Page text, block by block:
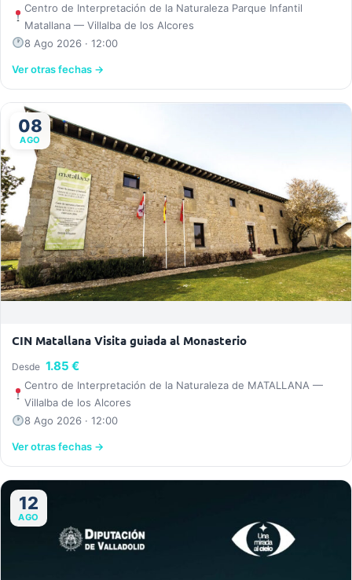
Centro de Interpretación de la Naturaleza Parque Infantil
Matallana — Villalba de los Alcores
8 Ago 2026 · 12:00
Ver otras fechas →
08
AGO
CIN Matallana Visita guiada al Monasterio
Desde 1.85 €
Centro de Interpretación de la Naturaleza de MATALLANA —
Villalba de los Alcores
8 Ago 2026 · 12:00
Ver otras fechas →
12
AGO